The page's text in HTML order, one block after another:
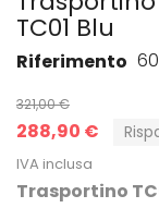
TC01 Blu
Riferimento
321,00 €
288,90 €
IVA inclusa
Trasportino